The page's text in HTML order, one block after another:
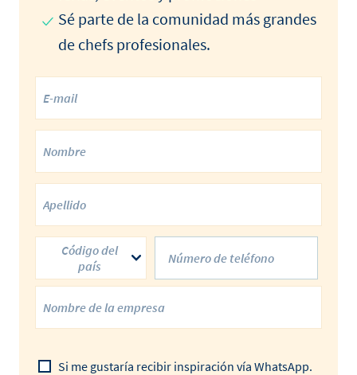
Sé parte de la comunidad más grandes
de chefs profesionales.
Código del
país
Si me gustaría recibir inspiración vía WhatsApp.